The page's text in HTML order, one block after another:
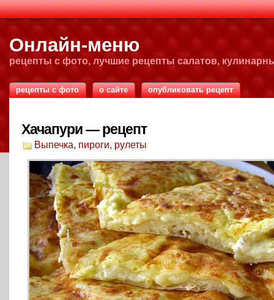
Онлайн-меню
рецепты с фото, лучшие рецепты салатов,
рецепты с фото о сайте опубликовать рецепт
Хачапури — рецепт
Выпечка, пироги, рулеты